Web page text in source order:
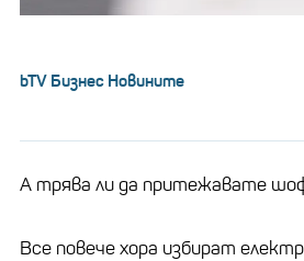
bTV Бизнес Новините
А трява ли да притежавате
Все повече хора избират